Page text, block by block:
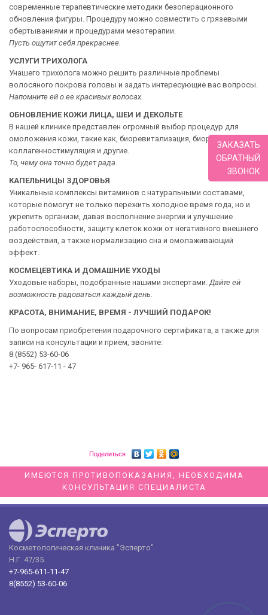
современные терапевтические методики безоперационного
обновления фигуры. Процедуру можно совместить с грязевыми
обертываниями и процедурами мезотерапии.
Пусть ощутит себя прекраснее.
УСЛУГИ ТРИХОЛОГА
Унашего трихолога можно решить различные проблемы
волосяного покрова головы и задать интересующие вас вопросы.
Напомните ей о ее красивых волосах.
ОБНОВЛЕНИЕ КОЖИ ЛИЦА, ШЕИ И ДЕКОЛЬТЕ
В нашей клинике представлен огромный выбор процедур для
омоложения кожи, такие как, биоревитализация, биорепарация,
коллагенностимуляция и другие.
То, чему она точно будет рада.
КАПЕЛЬНИЦЫ ЗДОРОВЬЯ
Уникальные комплексы витаминов с натуральными составами,
которые помогут не только пережить холодное время года, но и
укрепить организм, давая восполнение энергии и улучшение
работоспособности, защиту клеток кожи от негативного внешнего
воздействия, а также нормализацию сна и омолаживающий
эффект.
КОСМЕЦЕВТИКА И ДОМАШНИЕ УХОДЫ
Уходовые наборы, подобранные нашими экспертами.Дайте ей
возможность радоваться каждый день.
КРАСОТА, ВНИМАНИЕ, ВРЕМЯ - ЛУЧШИЙ ПОДАРОК!
По вопросам приобретения подарочного сертификата, а также для
записи на консультации и прием, звоните:
8 (8552) 53-60-06
+7- 965- 617-11 - 47
Поделиться
ИМЕЮТСЯ ПРОТИВОПОКАЗАНИЯ, НЕОБХОДИМА
КОНСУЛЬТАЦИЯ СПЕЦИАЛИСТА
Косметологическая клиника "Эсперто"
Н.Г. 47/35.
+7-965-611-11-47
8(8552) 53-60-06
ЗАКАЗАТЬ
ОБРАТНЫЙ
ЗВОНОК